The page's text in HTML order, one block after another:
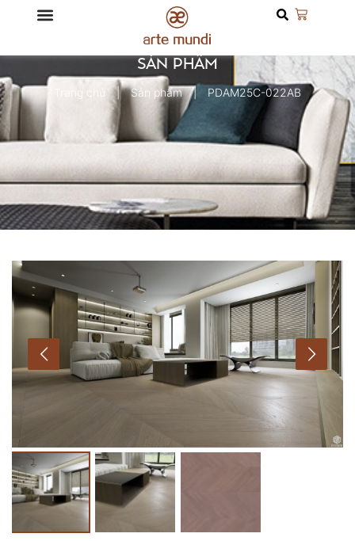
SẢN PHẨM
Trang chủ Sản phẩm PDAM25C-022AB